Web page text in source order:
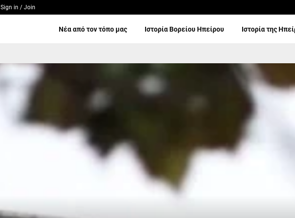
Sign in / Join
Νέα από τον τόπο μας Ιστορία Βορείου Ηπείρου Ιστορία της